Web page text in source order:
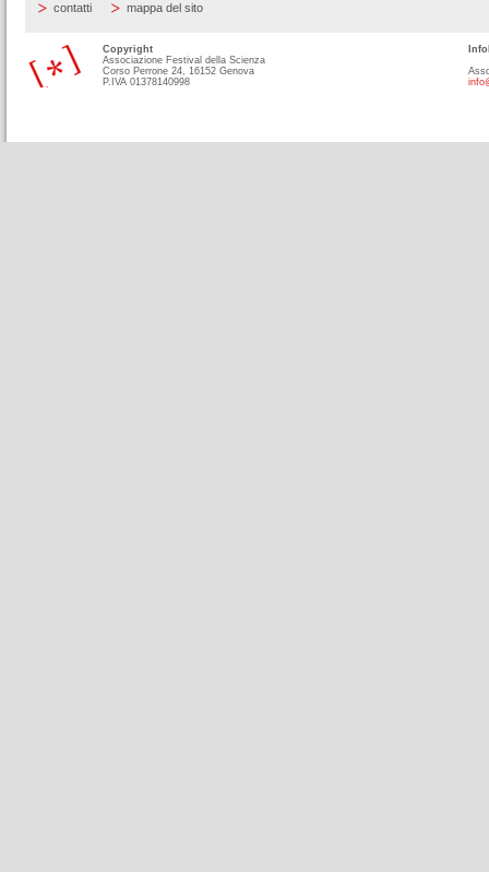
contatti mappa del sito
Copyright
Associazione Festival della Scienza
Corso Perrone 24, 16152 Genova
P.IVA 01378140998